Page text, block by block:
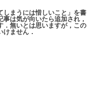
しまうには惜しいこと」を書
は気が向いたら追加され，
．無いとは思いますが，この
ません．